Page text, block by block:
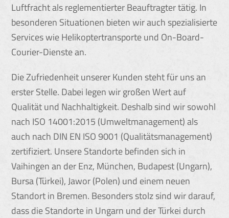
Luftfracht als reglementierter Beauftragter tätig. In
besonderen Situationen bieten wir auch spezialisierte
Services wie Helikoptertransporte und On-Board-
Courier-Dienste an.
Die Zufriedenheit unserer Kunden steht für uns an
erster Stelle. Dabei legen wir großen Wert auf
Qualität und Nachhaltigkeit. Deshalb sind wir sowohl
nach ISO 14001:2015 (Umweltmanagement) als
auch nach DIN EN ISO 9001 (Qualitätsmanagement)
zertifiziert. Unsere Standorte befinden sich in
Vaihingen an der Enz, München, Budapest (Ungarn),
Bursa (Türkei), Jawor (Polen) und einem neuen
Standort in Bremen. Besonders stolz sind wir darauf,
dass die Standorte in Ungarn und der Türkei durch